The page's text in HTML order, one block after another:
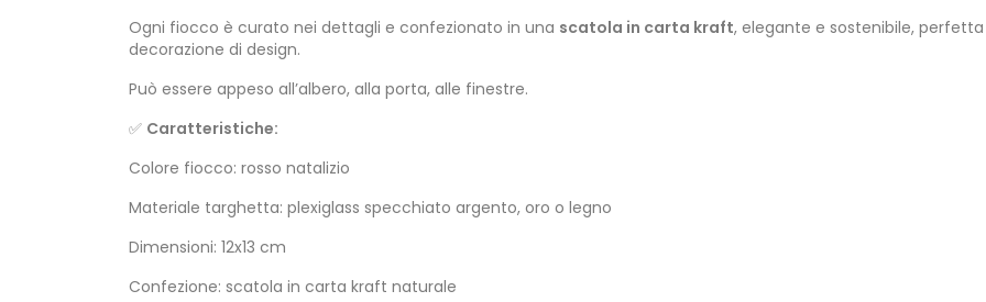
Ogni fiocco è curato nei dettagli e confezionato in una scatola in carta kraft, elegante e sostenibile,
decorazione di design.
Può essere appeso all’albero, alla porta, alle finestre.
✅ Caratteristiche:
Colore fiocco: rosso natalizio
Materiale targhetta: plexiglass specchiato argento, oro o legno
Dimensioni: 12x13 cm
Confezione: scatola in carta kraft naturale